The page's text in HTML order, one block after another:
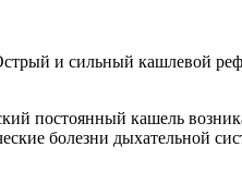
и сильный кашлевой
постоянный кашель
болезни дыхательной